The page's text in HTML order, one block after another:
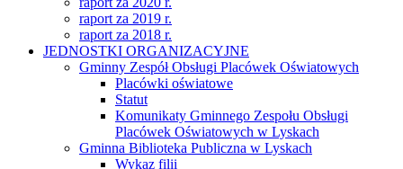
raport za 2019 r.
raport za 2018 r.
JEDNOSTKI ORGANIZACYJNE
Gminny Zespół Obsługi Placówek Oświatowych
Placówki oświatowe
Statut
Komunikaty Gminnego Zespołu Obsługi
Placówek Oświatowych w Lyskach
Gminna Biblioteka Publiczna w Lyskach
Wykaz filii